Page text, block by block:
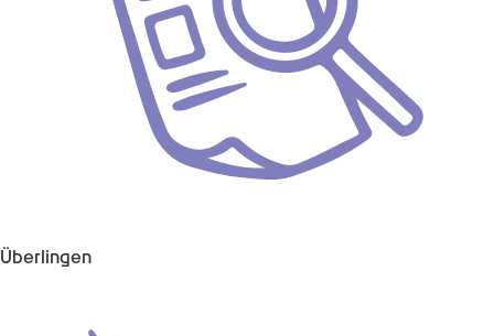
Überlingen